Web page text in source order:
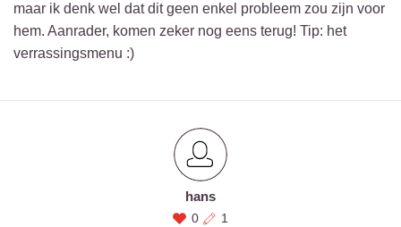
maar ik denk wel dat dit geen enkel probleem zou zijn voor
hem. Aanrader, komen zeker nog eens terug! Tip: het
verrassingsmenu :)
hans
0 1